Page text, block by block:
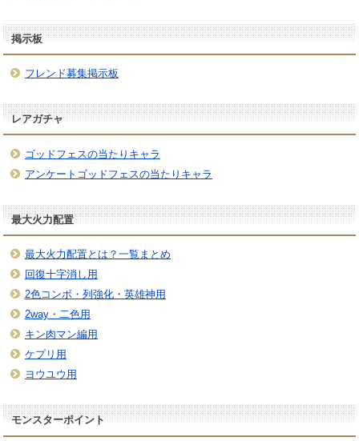
掲示板
フレンド募集掲示板
レアガチャ
ゴッドフェスの当たりキャラ
アンケートゴッドフェスの当たりキャラ
最大火力配置
最大火力配置とは？一覧まとめ
回復十字消し用
2色コンボ・列強化・英雄神用
2way・二色用
キン肉マン編用
ケプリ用
ヨウユウ用
モンスターポイント